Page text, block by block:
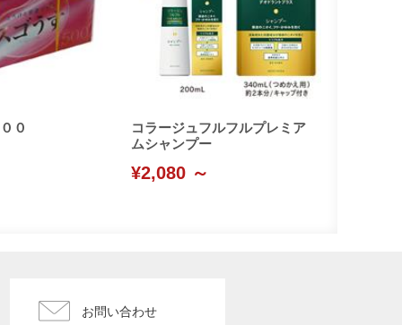
０
コラージュフルフルプレミア
ムシャンプー
¥2,080 ～
お問い合わせ